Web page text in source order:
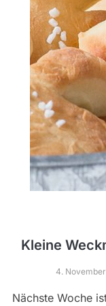
Kleine
4.
Nächste Woche